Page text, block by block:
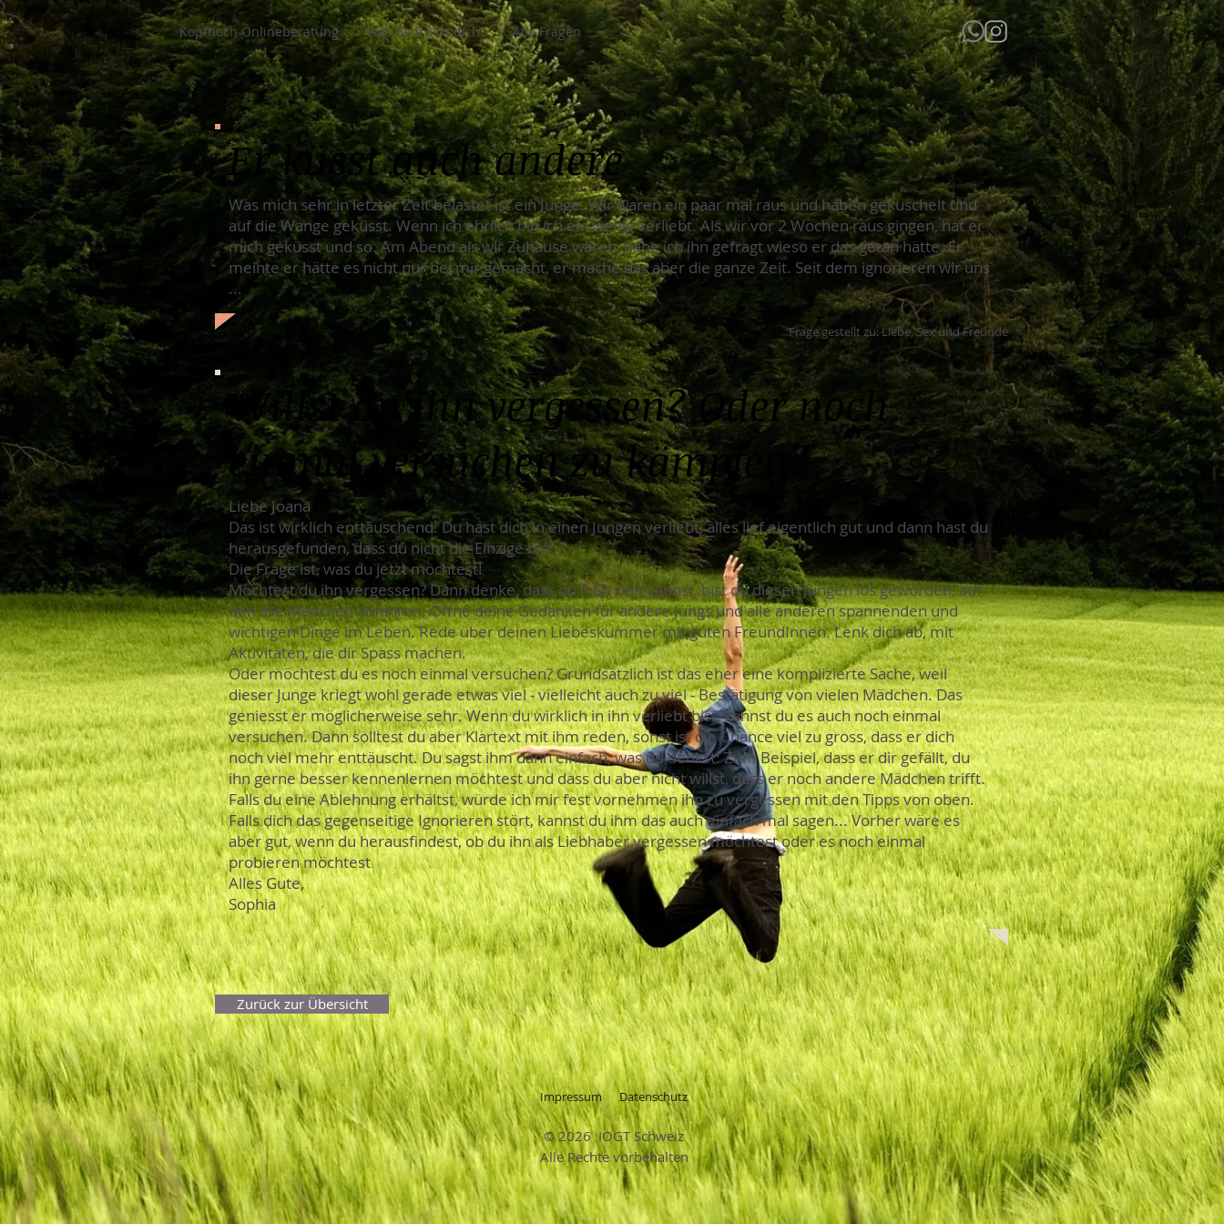
Kopfhoch Onlineberatung Was bedrückt dich? Alle Fragen
Er küsst auch andere
Was mich sehr in letzter Zeit belastet ist ein Junge. Wir waren ein paar mal raus und haben gekuschelt und
auf die Wange geküsst. Wenn ich ehrlich bin ich ein wenig verliebt. Als wir vor 2 Wochen raus gingen, hat er
mich geküsst und so. Am Abend als wir Zuhause waren, habe ich ihn gefragt wieso er das getan hätte. Er
meinte er hätte es nicht nur bei mir gemacht, er mache das aber die ganze Zeit. Seit dem ignorieren wir uns
...
Frage gestellt zu: Liebe, Sex und Freunde
Willst du ihn vergessen? Oder noch
einmal versuchen zu kämpfen?
Liebe Joana
Das ist wirklich enttäuschend. Du hast dich in einen Jungen verliebt, alles lief eigentlich gut und dann hast du
herausgefunden, dass du nicht die Einzige bist.
Die Frage ist, was du jetzt möchtest!
Möchtest du ihn vergessen? Dann denke, dass du froh sein kannst, bist du diesen Jungen los geworden, auf
den alle Mädchen abfahren. Öffne deine Gedanken für andere Jungs und alle anderen spannenden und
wichtigen Dinge im Leben. Rede über deinen Liebeskummer mit guten FreundInnen. Lenk dich ab, mit
Aktivitäten, die dir Spass machen.
Oder möchtest du es noch einmal versuchen? Grundsätzlich ist das eher eine komplizierte Sache, weil
dieser Junge kriegt wohl gerade etwas viel - vielleicht auch zu viel - Bestätigung von vielen Mädchen. Das
geniesst er möglicherweise sehr. Wenn du wirklich in ihn verliebt bist, kannst du es auch noch einmal
versuchen. Dann solltest du aber Klartext mit ihm reden, sonst ist die Chance viel zu gross, dass er dich
noch viel mehr enttäuscht. Du sagst ihm dann einfach, was du denkst: Zum Beispiel, dass er dir gefällt, du
ihn gerne besser kennenlernen möchtest und dass du aber nicht willst, dass er noch andere Mädchen trifft.
Falls du eine Ablehnung erhältst, würde ich mir fest vornehmen ihn zu vergessen mit den Tipps von oben.
Falls dich das gegenseitige Ignorieren stört, kannst du ihm das auch einfach mal sagen... Vorher wäre es
aber gut, wenn du herausfindest, ob du ihn als Liebhaber vergessen möchtest oder es noch einmal
probieren möchtest
Alles Gute,
Sophia
Zurück zur Übersicht
Impressum Datenschutz
© 2026 IOGT Schweiz
Alle Rechte vorbehalten